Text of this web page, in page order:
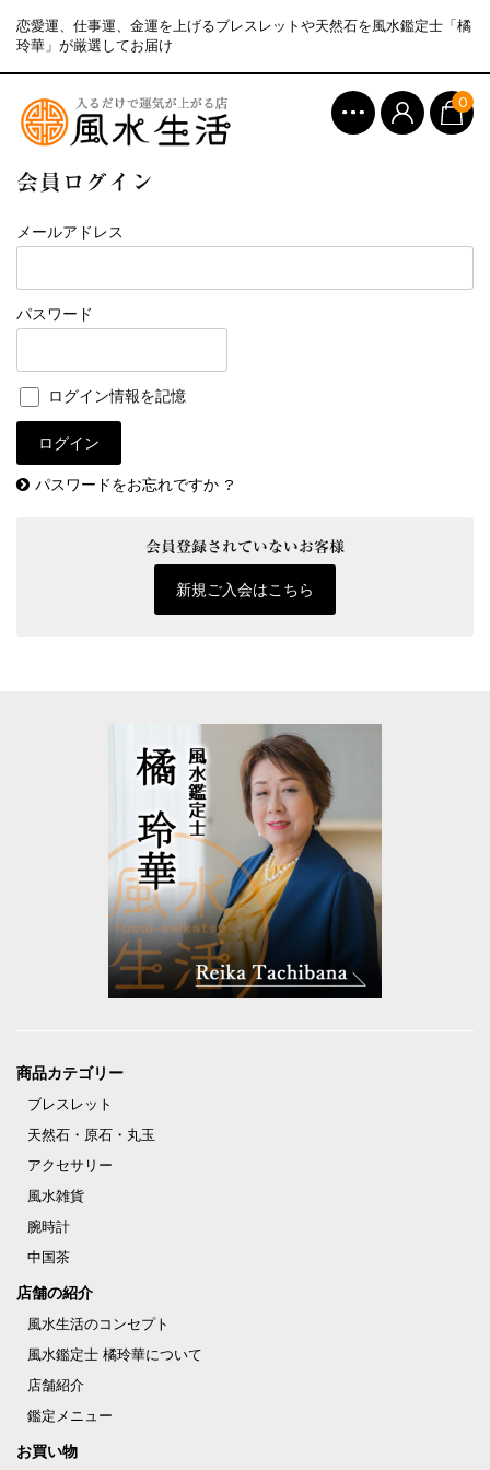
恋愛運、仕事運、金運を上げるブレスレットや天然石を風水鑑定士「橘
玲華」が厳選してお届け
0
会員ログイン
メールアドレス
パスワード
ログイン情報を記憶
パスワードをお忘れですか ?
会員登録されていないお客様
新規ご入会はこちら
商品カテゴリー
ブレスレット
天然石・原石・丸玉
アクセサリー
風水雑貨
腕時計
中国茶
店舗の紹介
風水生活のコンセプト
風水鑑定士 橘玲華について
店舗紹介
鑑定メニュー
お買い物